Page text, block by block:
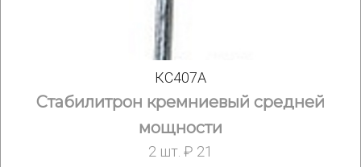
КС407А
Стабилитрон кремниевый средней
мощности
2 шт. ₽ 21